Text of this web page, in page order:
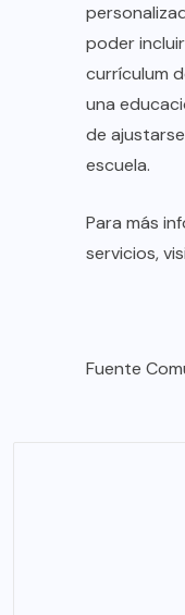
poder
currículum
una
de
escuela.
Para más
servicios,
Fuente